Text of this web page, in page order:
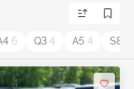
6 Q3 4 A5 4 S8